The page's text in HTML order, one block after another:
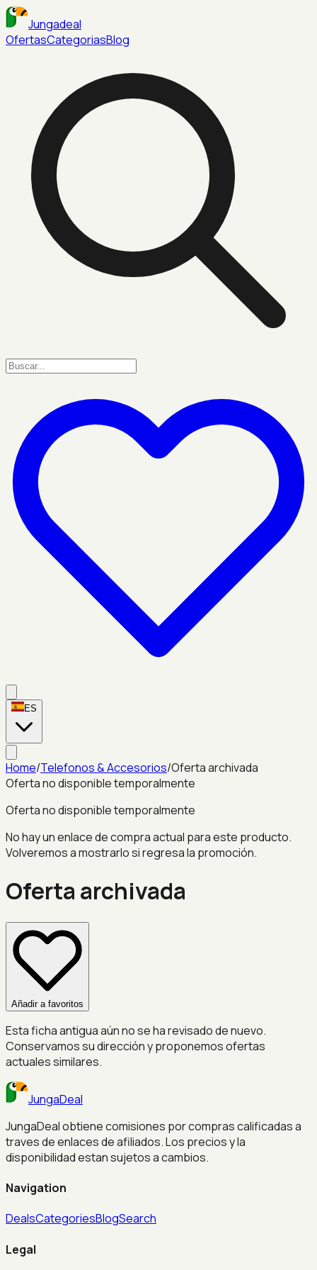
Jungadeal
OfertasCategoriasBlog
ES
Home/Telefonos & Accesorios/Oferta archivada
Oferta no disponible temporalmente
Oferta no disponible temporalmente
No hay un enlace de compra actual para este producto.
Volveremos a mostrarlo si regresa la promoción.
Oferta archivada
Añadir a favoritos
Esta ficha antigua aún no se ha revisado de nuevo.
Conservamos su dirección y proponemos ofertas
actuales similares.
JungaDeal
JungaDeal obtiene comisiones por compras calificadas a
traves de enlaces de afiliados. Los precios y la
disponibilidad estan sujetos a cambios.
Navigation
DealsCategoriesBlogSearch
Legal